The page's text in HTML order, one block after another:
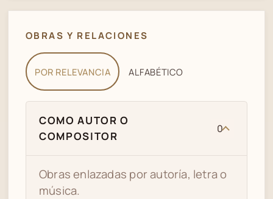
OBRAS Y RELACIONES
POR RELEVANCIA ALFABÉTICO
COMO AUTOR O
COMPOSITOR
0
Obras enlazadas por autoría, letra o
música.